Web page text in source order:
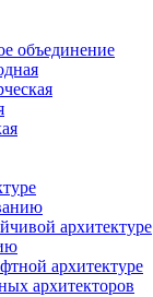
объединение
архитектуре
архитектуре
архитекторов